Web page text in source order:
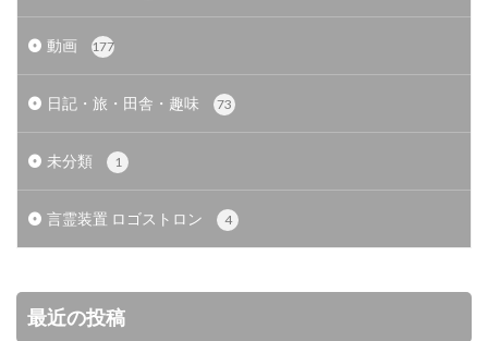
動画 177
日記・旅・田舎・趣味 73
未分類 1
言霊装置 ロゴストロン 4
最近の投稿